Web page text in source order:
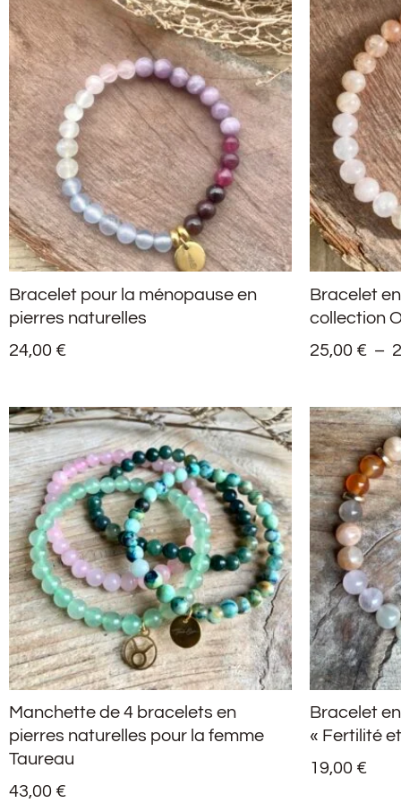
Bracelet pour la ménopause en
pierres naturelles
24,00 €
Bracelet
collection
25,00 € –
Manchette de 4 bracelets en
pierres naturelles pour la femme
Taureau
43,00 €
Bracelet
« Fertilité
19,00 €